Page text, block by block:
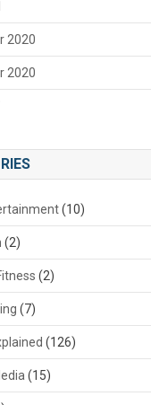
2020
2020
(10)
(2)
(2)
(7)
(126)
(15)